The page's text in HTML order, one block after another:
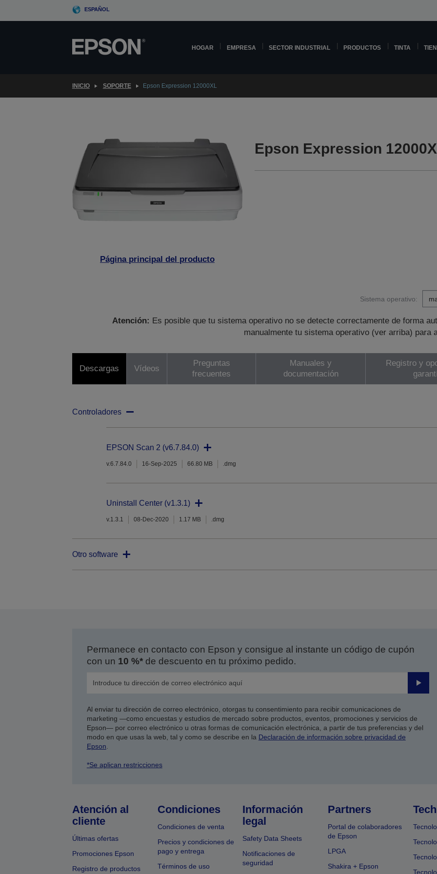
ESPAÑOL
HOGAR EMPRESA SECTOR INDUSTRIAL PRODUCTOS TINTA
INICIO SOPORTE Epson Expression 12000XL
Página principal del producto
Epson Expression
Sistema operativo:
Atención: Es posible que tu sistema operativo no se detecte correctamente de forma
manualmente tu sistema operativo (ver arriba) para
Descargas Vídeos
Preguntas
frecuentes
Manuales y
documentación
Registro y
Controladores
EPSON Scan 2 (v6.7.84.0)
v.6.7.84.0 16-Sep-2025 66.80 MB .dmg
Uninstall Center (v1.3.1)
v.1.3.1 08-Dec-2020 1.17 MB .dmg
Otro software
Permanece en contacto con Epson y consigue al instante un código de cupón
con un 10 %*de descuento en tu próximo pedido.
Enviar
Al enviar tu dirección de correo electrónico, otorgas tu consentimiento para recibir comunicaciones de
marketing —como encuestas y estudios de mercado sobre productos, eventos, promociones y servicios de
Epson— por correo electrónico u otras formas de comunicación electrónica, a partir de tus preferencias y del
modo en que usas la web, tal y como se describe en la Declaración de información sobre privacidad de
Epson.
*Se aplican restricciones
Atención al
cliente
Últimas ofertas
Promociones Epson
Registro de productos
Condiciones
Condiciones de venta
Precios y condiciones de
pago y entrega
Términos de uso
Información
legal
Safety Data Sheets
Notificaciones de
seguridad
Partners
Portal de colaboradores
de Epson
LPGA
Shakira + Epson